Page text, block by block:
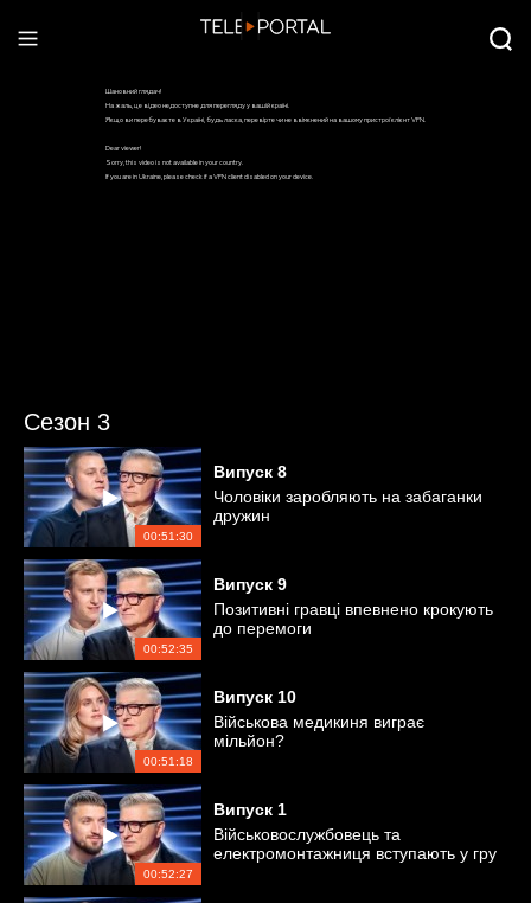
Сезон 3
00:51:30
Випуск 8
Чоловіки заробляють на забаганки
дружин
00:52:35
Випуск 9
Позитивні гравці впевнено крокують
до перемоги
00:51:18
Випуск 10
Військова медикиня виграє
мільйон?
00:52:27
Випуск 1
Військовослужбовець та
електромонтажниця вступають у гру